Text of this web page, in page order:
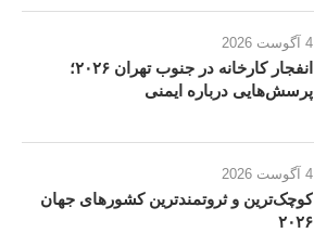
4 آگوست 2026
انفجار کارخانه در جنوب تهران ۲۰۲۶؛
پرسش‌هایی درباره ایمنی
4 آگوست 2026
کوچک‌ترین و ثروتمندترین کشورهای جهان
۲۰۲۶